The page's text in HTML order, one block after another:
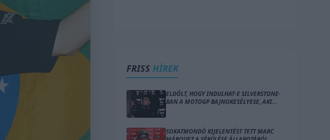
FRISS HÍREK
ELDŐLT, HOGY INDULHAT-E SILVERSTONE-
BAN A MOTOGP BAJNOKESÉLYESE, AKI
SOKATMONDÓ KIJELENTÉST TETT MARC